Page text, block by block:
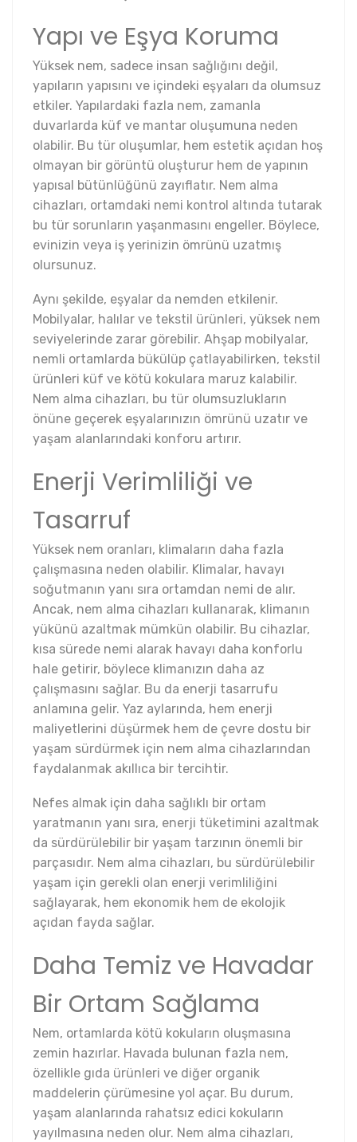
Yapı ve Eşya Koruma
Yüksek nem, sadece insan sağlığını değil,
yapıların yapısını ve içindeki eşyaları da olumsuz
etkiler. Yapılardaki fazla nem, zamanla
duvarlarda küf ve mantar oluşumuna neden
olabilir. Bu tür oluşumlar, hem estetik açıdan hoş
olmayan bir görüntü oluşturur hem de yapının
yapısal bütünlüğünü zayıflatır. Nem alma
cihazları, ortamdaki nemi kontrol altında tutarak
bu tür sorunların yaşanmasını engeller. Böylece,
evinizin veya iş yerinizin ömrünü uzatmış
olursunuz.
Aynı şekilde, eşyalar da nemden etkilenir.
Mobilyalar, halılar ve tekstil ürünleri, yüksek nem
seviyelerinde zarar görebilir. Ahşap mobilyalar,
nemli ortamlarda bükülüp çatlayabilirken, tekstil
ürünleri küf ve kötü kokulara maruz kalabilir.
Nem alma cihazları, bu tür olumsuzlukların
önüne geçerek eşyalarınızın ömrünü uzatır ve
yaşam alanlarındaki konforu artırır.
Enerji Verimliliği ve
Tasarruf
Yüksek nem oranları, klimaların daha fazla
çalışmasına neden olabilir. Klimalar, havayı
soğutmanın yanı sıra ortamdan nemi de alır.
Ancak, nem alma cihazları kullanarak, klimanın
yükünü azaltmak mümkün olabilir. Bu cihazlar,
kısa sürede nemi alarak havayı daha konforlu
hale getirir, böylece klimanızın daha az
çalışmasını sağlar. Bu da enerji tasarrufu
anlamına gelir. Yaz aylarında, hem enerji
maliyetlerini düşürmek hem de çevre dostu bir
yaşam sürdürmek için nem alma cihazlarından
faydalanmak akıllıca bir tercihtir.
Nefes almak için daha sağlıklı bir ortam
yaratmanın yanı sıra, enerji tüketimini azaltmak
da sürdürülebilir bir yaşam tarzının önemli bir
parçasıdır. Nem alma cihazları, bu sürdürülebilir
yaşam için gerekli olan enerji verimliliğini
sağlayarak, hem ekonomik hem de ekolojik
açıdan fayda sağlar.
Daha Temiz ve Havadar
Bir Ortam Sağlama
Nem, ortamlarda kötü kokuların oluşmasına
zemin hazırlar. Havada bulunan fazla nem,
özellikle gıda ürünleri ve diğer organik
maddelerin çürümesine yol açar. Bu durum,
yaşam alanlarında rahatsız edici kokuların
yayılmasına neden olur. Nem alma cihazları,